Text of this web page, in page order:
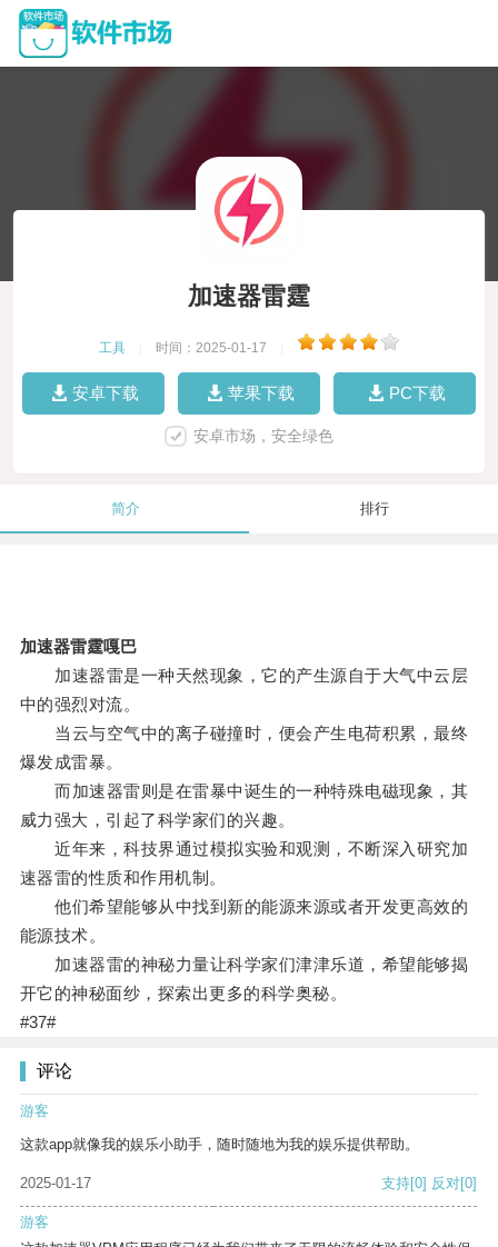
加速器雷霆
工具 时间：2025-01-17
安卓下载 苹果下载 PC下载
安卓市场，安全绿色
简介 排行
加速器雷霆嘎巴
加速器雷是一种天然现象，它的产生源自于大气中云层
中的强烈对流。
当云与空气中的离子碰撞时，便会产生电荷积累，最终
爆发成雷暴。
而加速器雷则是在雷暴中诞生的一种特殊电磁现象，其
威力强大，引起了科学家们的兴趣。
近年来，科技界通过模拟实验和观测，不断深入研究加
速器雷的性质和作用机制。
他们希望能够从中找到新的能源来源或者开发更高效的
能源技术。
加速器雷的神秘力量让科学家们津津乐道，希望能够揭
开它的神秘面纱，探索出更多的科学奥秘。
#37#
评论
游客
这款app就像我的娱乐小助手，随时随地为我的娱乐提供帮助。
2025-01-17 支持[0] 反对[0]
游客